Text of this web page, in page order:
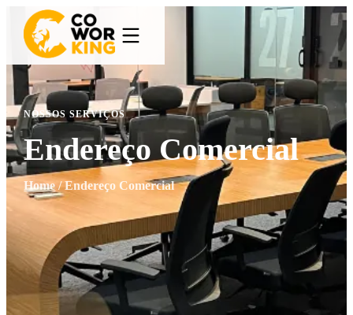
NOSSOS SERVIÇOS
Endereço Comercial
Home/Endereço Comercial